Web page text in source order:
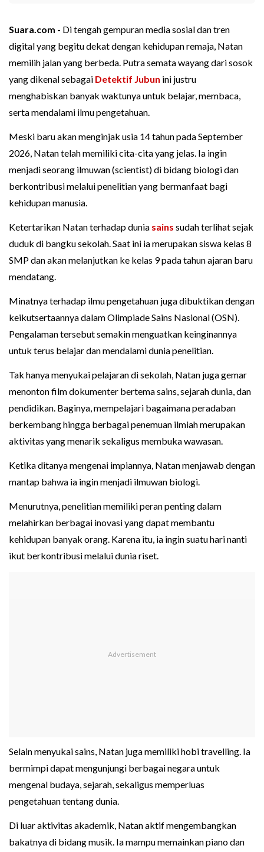
Suara.com - Di tengah gempuran media sosial dan tren
digital yang begitu dekat dengan kehidupan remaja, Natan
memilih jalan yang berbeda. Putra semata wayang dari sosok
yang dikenal sebagai Detektif Jubun ini justru
menghabiskan banyak waktunya untuk belajar, membaca,
serta mendalami ilmu pengetahuan.
Meski baru akan menginjak usia 14 tahun pada September
2026, Natan telah memiliki cita-cita yang jelas. Ia ingin
menjadi seorang ilmuwan (scientist) di bidang biologi dan
berkontribusi melalui penelitian yang bermanfaat bagi
kehidupan manusia.
Ketertarikan Natan terhadap dunia sains sudah terlihat sejak
duduk di bangku sekolah. Saat ini ia merupakan siswa kelas 8
SMP dan akan melanjutkan ke kelas 9 pada tahun ajaran baru
mendatang.
Minatnya terhadap ilmu pengetahuan juga dibuktikan dengan
keikutsertaannya dalam Olimpiade Sains Nasional (OSN).
Pengalaman tersebut semakin menguatkan keinginannya
untuk terus belajar dan mendalami dunia penelitian.
Tak hanya menyukai pelajaran di sekolah, Natan juga gemar
menonton film dokumenter bertema sains, sejarah dunia, dan
pendidikan. Baginya, mempelajari bagaimana peradaban
berkembang hingga berbagai penemuan ilmiah merupakan
aktivitas yang menarik sekaligus membuka wawasan.
Ketika ditanya mengenai impiannya, Natan menjawab dengan
mantap bahwa ia ingin menjadi ilmuwan biologi.
Menurutnya, penelitian memiliki peran penting dalam
melahirkan berbagai inovasi yang dapat membantu
kehidupan banyak orang. Karena itu, ia ingin suatu hari nanti
ikut berkontribusi melalui dunia riset.
Selain menyukai sains, Natan juga memiliki hobi travelling. Ia
bermimpi dapat mengunjungi berbagai negara untuk
mengenal budaya, sejarah, sekaligus memperluas
pengetahuan tentang dunia.
Di luar aktivitas akademik, Natan aktif mengembangkan
bakatnya di bidang musik. Ia mampu memainkan piano dan